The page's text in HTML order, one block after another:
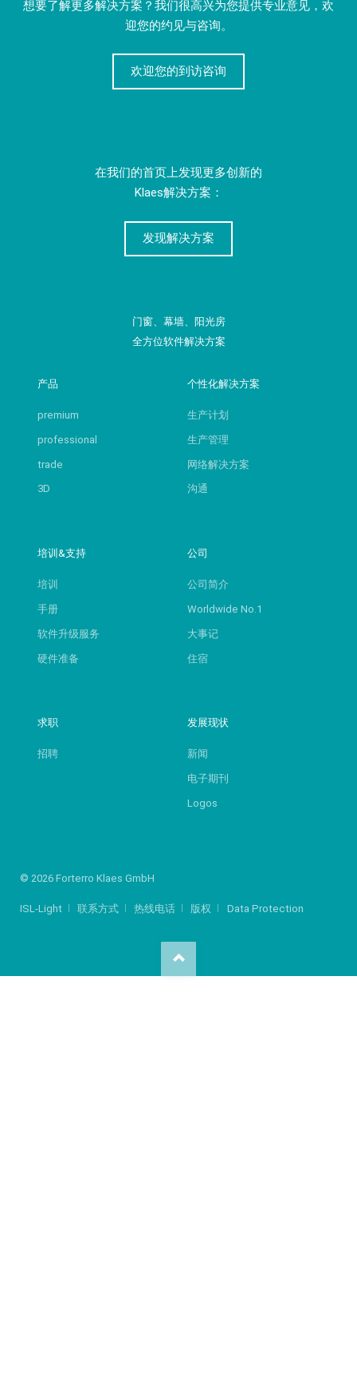
想要了解更多解决方案？我们很高兴为您提供专业意见，欢
迎您的约见与咨询。
欢迎您的到访咨询
在我们的首页上发现更多创新的
Klaes解决方案：
发现解决方案
门窗、幕墙、阳光房
全方位软件解决方案
产品
premium
professional
trade
3D
个性化解决方案
生产计划
生产管理
网络解决方案
沟通
培训&支持
培训
手册
软件升级服务
硬件准备
公司
公司简介
Worldwide No.1
大事记
住宿
求职
招聘
发展现状
新闻
电子期刊
Logos
© 2026 Forterro Klaes GmbH
ISL-Light 联系方式 热线电话 版权 Data Protection